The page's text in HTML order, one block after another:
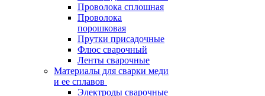
Проволока сплошная
Проволока
порошковая
Прутки присадочные
Флюс сварочный
Ленты сварочные
Материалы для сварки меди
и ее сплавов
Электроды сварочные